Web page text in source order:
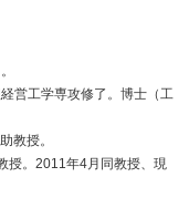
営工学専攻修了。博士（工
教授。
授。2011年4月同教授、現